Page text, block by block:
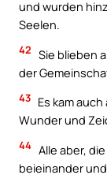
und wurden
Seelen.
42 Sie blieben
der
43 Es kam
Wunder und
44 Alle aber,
beieinander